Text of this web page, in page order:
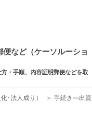
など（ケーソルーショ
・手順、内容証明郵便などを取
･法人成り） ＞ 手続き―出資